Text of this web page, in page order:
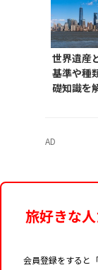
世界遺産
基準や種
礎知識を
AD
旅好きな
会員登録をすると